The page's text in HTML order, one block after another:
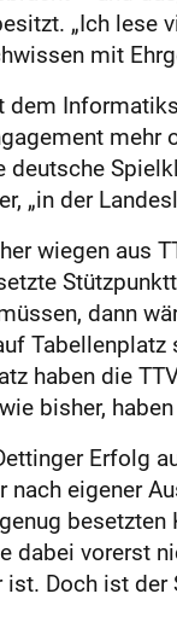
„Ich lese
mit
dem
mehr
deutsche
„in der
wiegen aus
dann
haben die
bisher,
Erfolg
nach eigener
dabei vorerst
ist. Doch ist